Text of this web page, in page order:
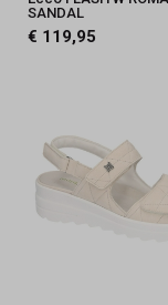
SANDAL
€ 119,95